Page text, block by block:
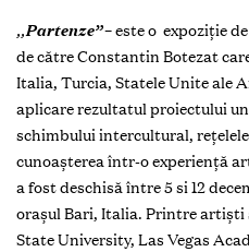
,,Partenze”– este o expoziție
de către Constantin Botezat
Italia, Turcia, Statele Unite ale
aplicare rezultatul proiectului
schimbului intercultural,
cunoașterea într-o experiență
a fost deschisă între 5 si 12
orașul Bari, Italia. Printre artiști
State University, Las Vegas